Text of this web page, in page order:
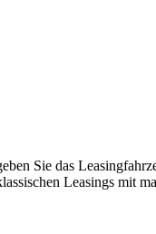
Sie das
Leasings mit